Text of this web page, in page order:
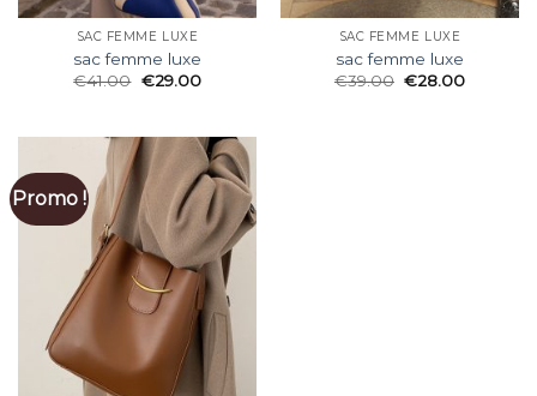
SAC FEMME LUXE
sac femme luxe
€41.00 €29.00
SAC FEMME LUXE
sac femme luxe
€39.00 €28.00
Promo !